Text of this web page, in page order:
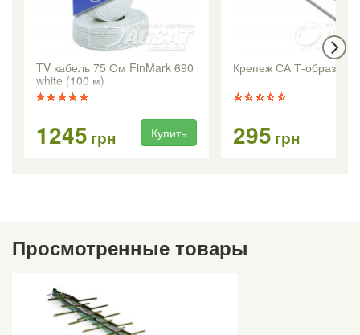
TV кабель 75 Ом FinMark 690
white (100 м)
1245 грн Купить
Крепеж СА Т-образный
295 грн
Просмотренные товары